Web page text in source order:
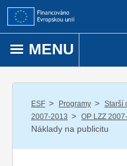
Přejít k obsahu
MENU
ESF / Programy / Starší
2007-2013 / OP LZZ
Náklady na publicitu